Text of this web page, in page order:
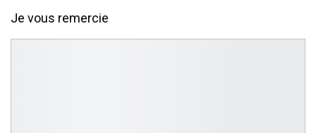
Je vous remercie